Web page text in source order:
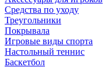
Средства по уходу
Треугольники
Покрывала
Игровые виды спорта
Настольный теннис
Баскетбол